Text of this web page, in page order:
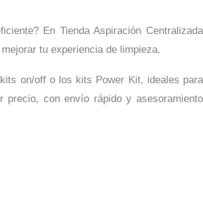
En Tienda Aspiración Centralizada
tu experiencia de limpieza.
on/off o los kits Power Kit, ideales para
con envío rápido y asesoramiento